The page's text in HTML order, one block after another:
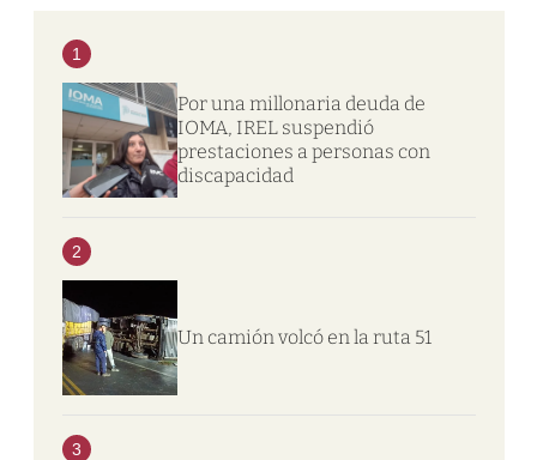
1
Por una millonaria deuda de
IOMA, IREL suspendió
prestaciones a personas con
discapacidad
2
Un camión volcó en la ruta 51
3